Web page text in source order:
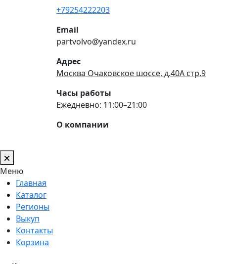
+79254222203
Email
partvolvo@yandex.ru
Адрес
Москва Очаковское шоссе, д.40А стр.9
Часы работы
Ежедневно: 11:00–21:00
О компании
Меню
Главная
Каталог
Регионы
Выкуп
Контакты
Корзина